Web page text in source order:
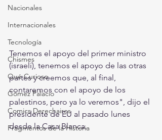
Nacionales
Internacionales
Tecnología
Chismes
Qué Curioso
Gómez Palacio
Comics Derechairos
Fragmentos de la Historia
Tenemos el apoyo del primer ministro
(israelí), tenemos el apoyo de las otras
partes y creemos que, al final,
contaremos con el apoyo de los
palestinos, pero ya lo veremos", dijo el
presidente de EU al pasado lunes
desde la Casa Blanca.